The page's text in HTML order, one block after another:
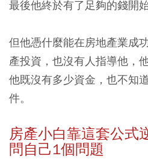
最後他終於有了足夠的錢開
但他憑什麼能在房地產業成
產投資，也沒有人指導他，
他既沒有多少資金，也不知
件。
房產小白靠這套公式
問自己1個問題